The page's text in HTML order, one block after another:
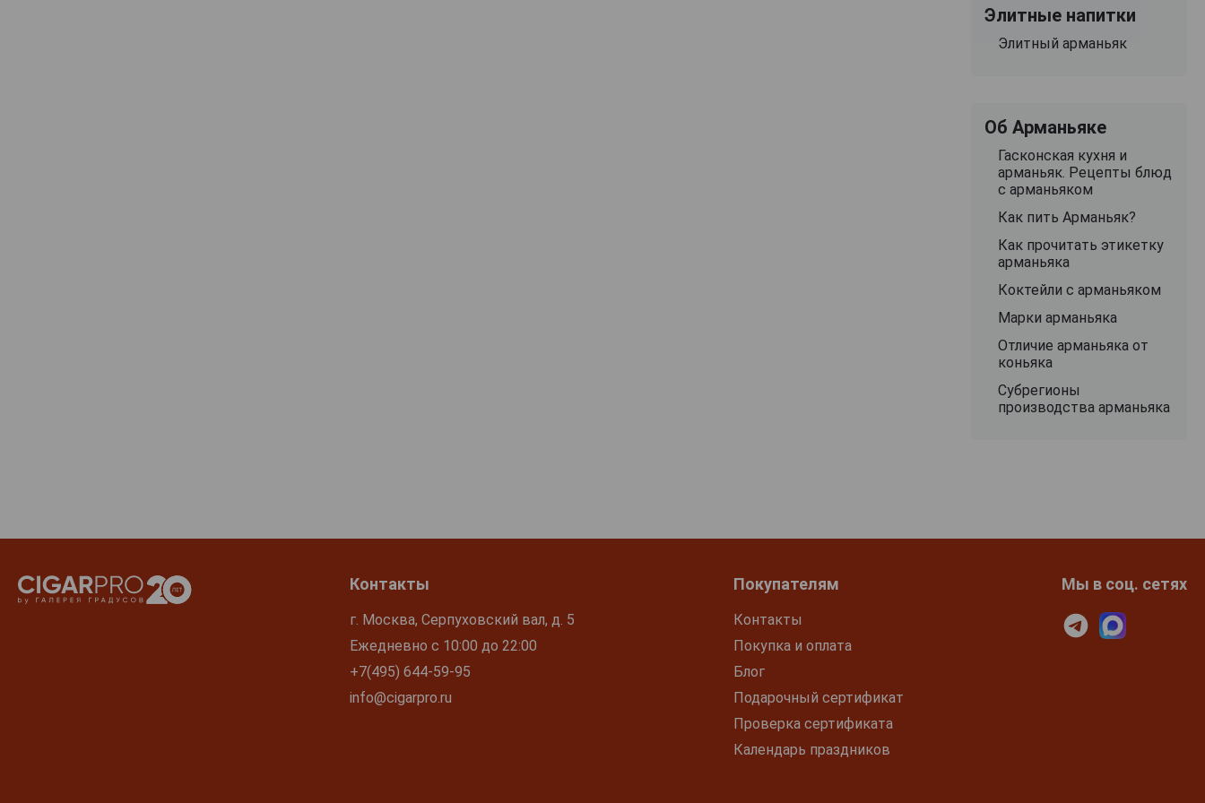
Элитные напитки
Элитный арманьяк
Об Арманьяке
Гасконская кухня и
арманьяк. Рецепты блюд
с арманьяком
Как пить Арманьяк?
Как прочитать этикетку
арманьяка
Коктейли с арманьяком
Марки арманьяка
Отличие арманьяка от
коньяка
Субрегионы
производства арманьяка
Контакты
г. Москва, Серпуховский вал, д. 5
Ежедневно с 10:00 до 22:00
+7(495) 644-59-95
info@cigarpro.ru
Покупателям
Контакты
Покупка и оплата
Блог
Подарочный сертификат
Проверка сертификата
Календарь праздников
Мы в соц. сетях